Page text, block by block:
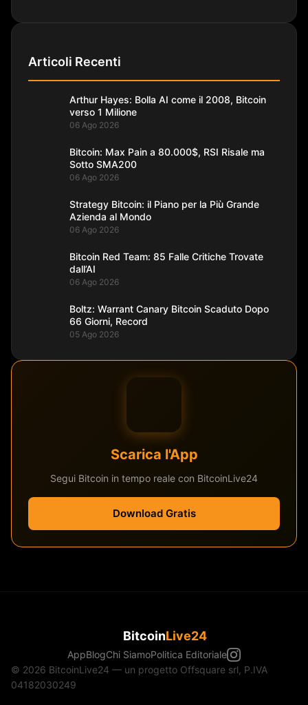
Articoli Recenti
Arthur Hayes: Bolla AI come il 2008, Bitcoin
verso 1 Milione
06 Ago 2026
Bitcoin: Max Pain a 80.000$, RSI Risale ma
Sotto SMA200
06 Ago 2026
Strategy Bitcoin: il Piano per la Più Grande
Azienda al Mondo
06 Ago 2026
Bitcoin Red Team: 85 Falle Critiche Trovate
dall’AI
06 Ago 2026
Boltz: Warrant Canary Bitcoin Scaduto Dopo
66 Giorni, Record
05 Ago 2026
Scarica l'App
Segui Bitcoin in tempo reale con BitcoinLive24
Download Gratis
BitcoinLive24
AppBlogChi SiamoPolitica Editoriale
© 2026 BitcoinLive24 — un progetto Offsquare srl, P.IVA
04182030249